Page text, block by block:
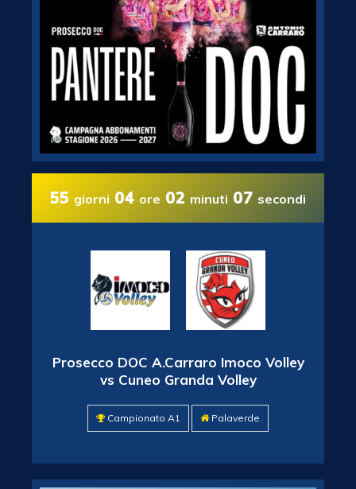
55 giorni 04 ore 02 minuti 06 secondi
Prosecco DOC A.Carraro Imoco Volley
vs Cuneo Granda Volley
Campionato A1 Palaverde